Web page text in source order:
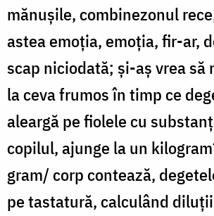
mănușile, combinezonul
astea emoția, emoția, fir-ar,
scap niciodată; și-aș vrea să
la ceva frumos în timp ce
aleargă pe fiolele cu
copilul, ajunge la un
gram/ corp contează,
pe tastatură, calculând